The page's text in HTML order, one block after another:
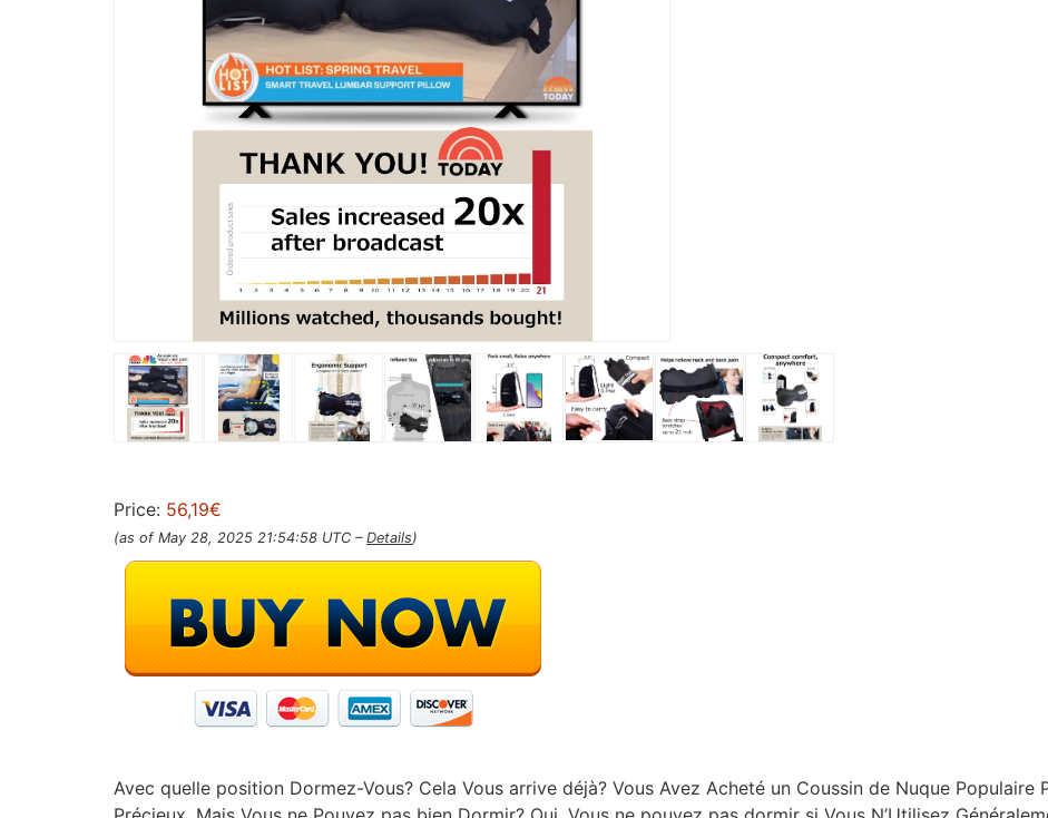
Price: 56,19€
(as of May 28, 2025 21:54:58 UTC – Details)
Avec quelle position Dormez-Vous? Cela Vous arrive déjà? Vous Avez Acheté un Coussin de Nuque Populaire